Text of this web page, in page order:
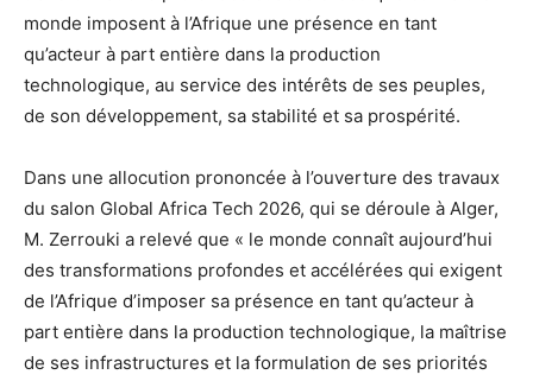
monde imposent à l’Afrique une présence en tant
qu’acteur à part entière dans la production
technologique, au service des intérêts de ses peuples,
de son développement, sa stabilité et sa prospérité.
Dans une allocution prononcée à l’ouverture des travaux
du salon Global Africa Tech 2026, qui se déroule à Alger,
M. Zerrouki a relevé que « le monde connaît aujourd’hui
des transformations profondes et accélérées qui exigent
de l’Afrique d’imposer sa présence en tant qu’acteur à
part entière dans la production technologique, la maîtrise
de ses infrastructures et la formulation de ses priorités